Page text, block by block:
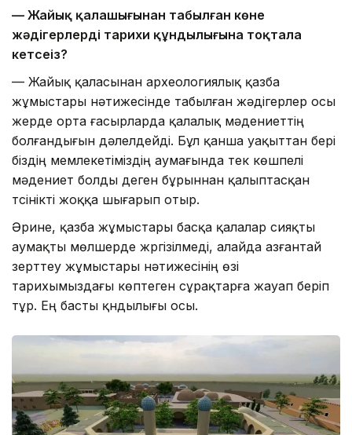
— Жайық қалашығынан табылған көне
жәдігерлердің тарихи құндылығына тоқтала
кетсеңіз?
— Жайық қаласынан археологиялық қазба
жұмыстары нәтижесінде табылған жәдігерлер осы
жерде орта ғасырларда қалалық мәдениеттің
болғандығын дәлелдейді. Бұл қанша уақыттан бері
біздің мемлекетіміздің аумағында тек көшпелі
мәдениет болды деген бұрыннан қалыптасқан
түсінікті жоққа шығарып отыр.
Әрине, қазба жұмыстары басқа қалалар сияқты
аумақты мөлшерде жүргізілмеді, алайда азғантай
зерттеу жұмыстары нәтижесінің өзі
тарихымыздағы көптеген сұрақтарға жауап беріп
тұр. Ең басты қүндылығы осы.